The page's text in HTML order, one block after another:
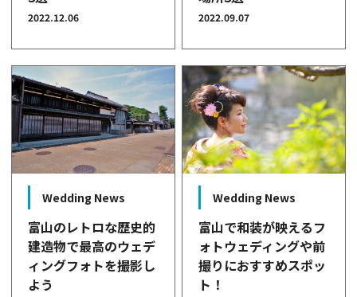
2022.12.06 2022.09.07
Wedding News
富山のレトロな歴史的
建造物で最高のウェデ
ィングフォトを撮影し
よう
Wedding News
富山で和装が映えるフ
ォトウェディングや前
撮りにおすすめスポッ
ト！